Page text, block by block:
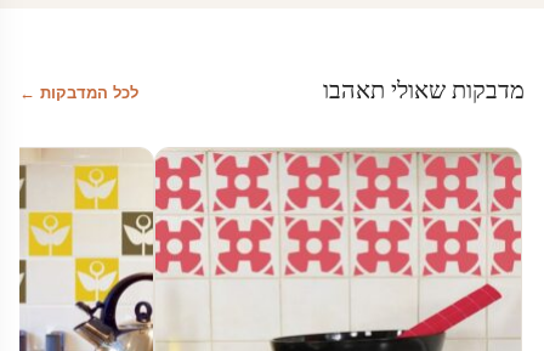
מדבקות שאולי תאהבו לכל המדבקות ←